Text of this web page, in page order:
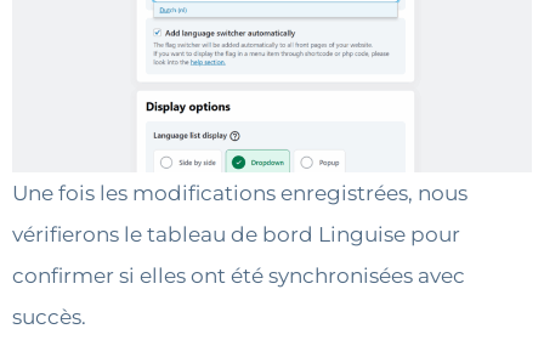
Une fois les modifications enregistrées, nous
vérifierons le tableau de bord Linguise pour
confirmer si elles ont été synchronisées avec
succès.